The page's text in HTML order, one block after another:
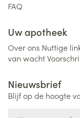
FAQ
Uw apotheek
Over ons Nuttige
van wacht
Nieuwsbrief
Blijf op de hoogte